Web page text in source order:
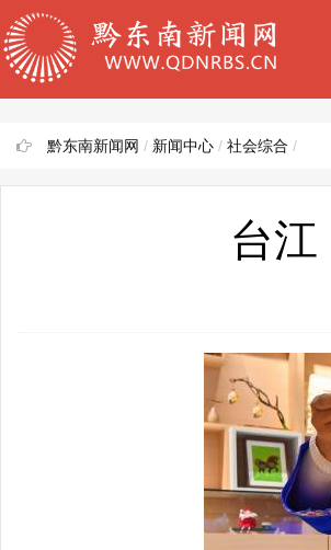
黔东南新闻网 / 新闻中心 / 社会综合 /
台